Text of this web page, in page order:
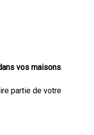
vos maisons.
partie de votre